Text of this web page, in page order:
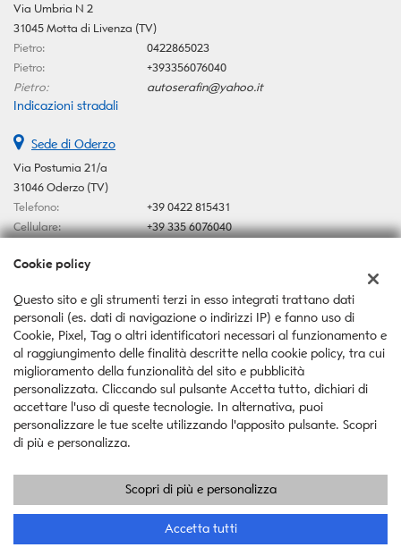
Via Umbria N 2
31045 Motta di Livenza (TV)
Pietro:
0422865023
Pietro:
+393356076040
Pietro:
autoserafin@yahoo.it
Indicazioni stradali
Sede di Oderzo
Via Postumia 21/a
31046 Oderzo (TV)
Telefono:
+39 0422 815431
Cellulare:
+39 335 6076040
Indicazioni stradali
Dati fiscali:
Auto Serafin Snc
Via Postumia 21/a, Oderzo (TV)
C.F/P.IVA:03546370267
Registro delle imprese:TV
Copyright © 2026 GestionaleAuto.com S.r.l., Tutti i diritti riservati -
Leggi l'informativa sulla privacy-Cookie Policy
GestionaleAuto.com
Cookie policy
Questo sito e gli strumenti terzi in esso integrati trattano dati
personali (es. dati di navigazione o indirizzi IP) e fanno uso di
Cookie, Pixel, Tag o altri identificatori necessari al funzionamento e
al raggiungimento delle finalità descritte nella cookie policy, tra cui
miglioramento della funzionalità del sito e pubblicità
personalizzata. Cliccando sul pulsante Accetta tutto, dichiari di
accettare l'uso di queste tecnologie. In alternativa, puoi
personalizzare le tue scelte utilizzando l'apposito pulsante. Scopri
di più e personalizza.
Scopri di più e personalizza
Accetta tutti